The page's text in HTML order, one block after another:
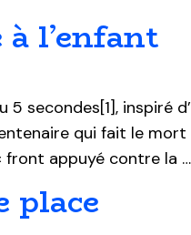
l’enfant
5 secondes[1], inspiré
qui fait le mort
front appuyé contre la …
place